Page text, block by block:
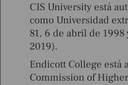
CIS University está
como Universidad
81, 6 de abril de
2019).
Endicott College está
Commission of